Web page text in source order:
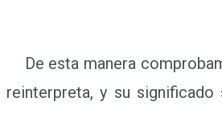
De esta manera
reinterpreta, y su